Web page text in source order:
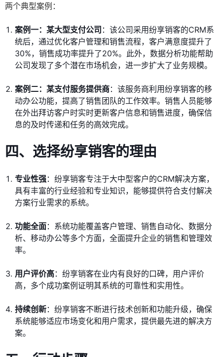
两个典型案例：
案例一：某大型支付公司 ：该公司采用纷享销客的CRM系
统后，通过优化客户管理和销售流程，客户满意度提升了
30%，销售成功率提升了20%。此外，数据分析功能帮助
公司发现了多个潜在市场机会，进一步扩大了业务规模。
案例二：某支付服务提供商：该服务商利用纷享销客的移
动办公功能，提高了销售团队的工作效率。销售人员能够
在外出拜访客户时实时更新客户信息和销售进度，确保信
息的及时传递和任务的高效完成。
四、选择纷享销客的理由
专业性强：纷享销客专注于大中型客户的CRM解决方案，
具有丰富的行业经验和专业知识，能够提供符合支付解决
方案行业需求的系统。
功能全面：系统功能覆盖客户管理、销售自动化、数据分
析、移动办公等多个方面，全面提升企业的销售和管理效
率。
用户评价高：纷享销客在业内有良好的口碑，用户评价
高，多个成功案例证明其系统的可靠性和实用性。
持续创新：纷享销客不断进行技术创新和功能升级，确保
系统能够适应市场变化和用户需求，提供最先进的解决方
案。